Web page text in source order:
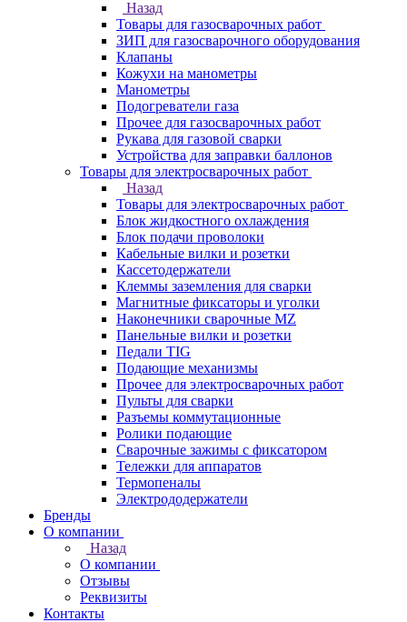
Назад
Товары для газосварочных работ
ЗИП для газосварочного оборудования
Клапаны
Кожухи на манометры
Манометры
Подогреватели газа
Прочее для газосварочных работ
Рукава для газовой сварки
Устройства для заправки баллонов
Товары для электросварочных работ
Назад
Товары для электросварочных работ
Блок жидкостного охлаждения
Блок подачи проволоки
Кабельные вилки и розетки
Кассетодержатели
Клеммы заземления для сварки
Магнитные фиксаторы и уголки
Наконечники сварочные MZ
Панельные вилки и розетки
Педали TIG
Подающие механизмы
Прочее для электросварочных работ
Пульты для сварки
Разъемы коммутационные
Ролики подающие
Сварочные зажимы с фиксатором
Тележки для аппаратов
Термопеналы
Электрододержатели
Бренды
О компании
Назад
О компании
Отзывы
Реквизиты
Контакты